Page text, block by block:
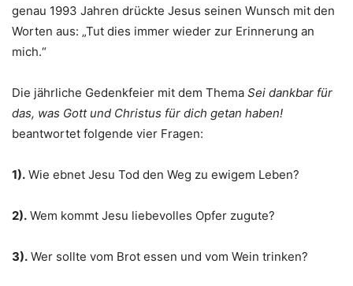
genau 1993 Jahren drückte Jesus seinen Wunsch mit den
Worten aus: „Tut dies immer wieder zur Erinnerung an
mich.“
Die jährliche Gedenkfeier mit dem Thema Sei dankbar für
das, was Gott und Christus für dich getan haben!
beantwortet folgende vier Fragen:
1). Wie ebnet Jesu Tod den Weg zu ewigem Leben?
2). Wem kommt Jesu liebevolles Opfer zugute?
3). Wer sollte vom Brot essen und vom Wein trinken?